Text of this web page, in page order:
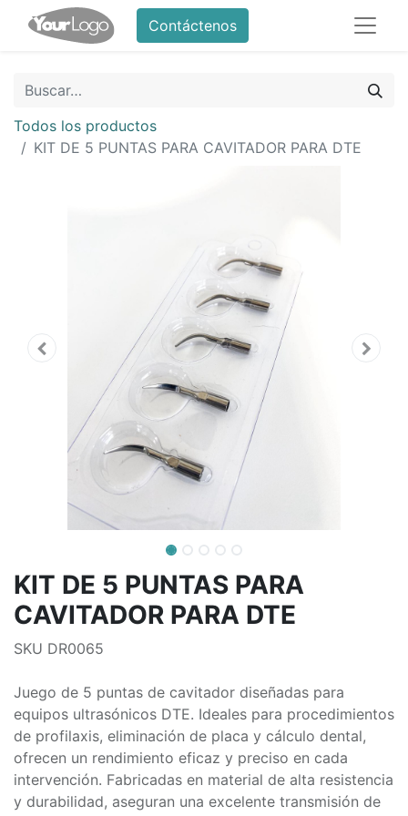
Contáctenos
Todos los productos
KIT DE 5 PUNTAS PARA CAVITADOR PARA DTE
KIT DE 5 PUNTAS PARA
CAVITADOR PARA DTE
SKU DR0065
Juego de 5 puntas de cavitador diseñadas para
equipos ultrasónicos DTE. Ideales para procedimientos
de profilaxis, eliminación de placa y cálculo dental,
ofrecen un rendimiento eficaz y preciso en cada
intervención. Fabricadas en material de alta resistencia
y durabilidad, aseguran una excelente transmisión de